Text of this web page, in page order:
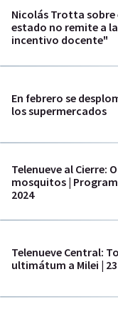
Nicolás Trotta
estado no remite a
incentivo docente"
En febrero se
los supermercados
Telenueve al Cierre:
mosquitos |
2024
Telenueve Central:
ultimátum a Milei |